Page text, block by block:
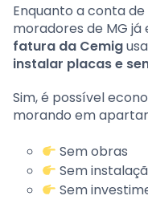
Enquanto a conta
moradores de MG já
fatura da Cemig
instalar placas e
Sim, é possível
morando em
Sem obras
Sem
Sem